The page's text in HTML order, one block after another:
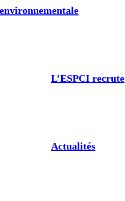
L’ESPCI recrute
Actualités